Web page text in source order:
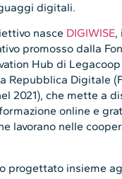
digitali.
nasce DIGIWISE,
promosso dalla
Hub di
Repubblica Digitale
2021), che mette a
online e
lavorano nelle
progettato insieme